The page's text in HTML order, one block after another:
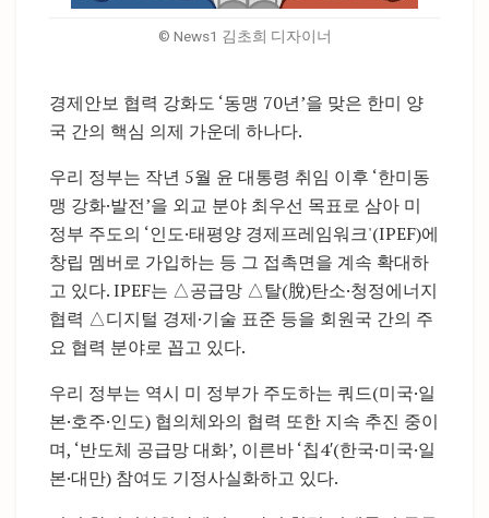
© News1 김초희 디자이너
경제안보 협력 강화도 ‘동맹 70년’을 맞은 한미 양
국 간의 핵심 의제 가운데 하나다.
우리 정부는 작년 5월 윤 대통령 취임 이후 ‘한미동
맹 강화·발전’을 외교 분야 최우선 목표로 삼아 미
정부 주도의 ‘인도·태평양 경제프레임워크'(IPEF)에
창립 멤버로 가입하는 등 그 접촉면을 계속 확대하
고 있다. IPEF는 △공급망 △탈(脫)탄소·청정에너지
협력 △디지털 경제·기술 표준 등을 회원국 간의 주
요 협력 분야로 꼽고 있다.
우리 정부는 역시 미 정부가 주도하는 쿼드(미국·일
본·호주·인도) 협의체와의 협력 또한 지속 추진 중이
며, ‘반도체 공급망 대화’, 이른바 ‘칩4′(한국·미국·일
본·대만) 참여도 기정사실화하고 있다.